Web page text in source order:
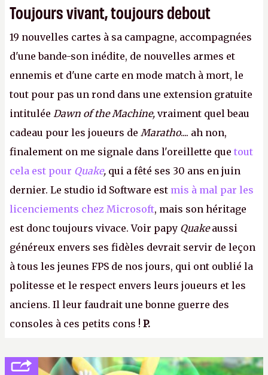
Toujours vivant, toujours debout
19 nouvelles cartes à sa campagne, accompagnées
d'une bande-son inédite, de nouvelles armes et
ennemis et d'une carte en mode match à mort, le
tout pour pas un rond dans une extension gratuite
intitulée Dawn of the Machine, vraiment quel beau
cadeau pour les joueurs de Maratho.... ah non,
finalement on me signale dans l'oreillette que tout
cela est pour Quake, qui a fêté ses 30 ans en juin
dernier. Le studio id Software est mis à mal par les
licenciements chez Microsoft, mais son héritage
est donc toujours vivace. Voir papy Quakeaussi
généreux envers ses fidèles devrait servir de leçon
à tous les jeunes FPS de nos jours, qui ont oublié la
politesse et le respect envers leurs joueurs et les
anciens. Il leur faudrait une bonne guerre des
consoles à ces petits cons ! P.